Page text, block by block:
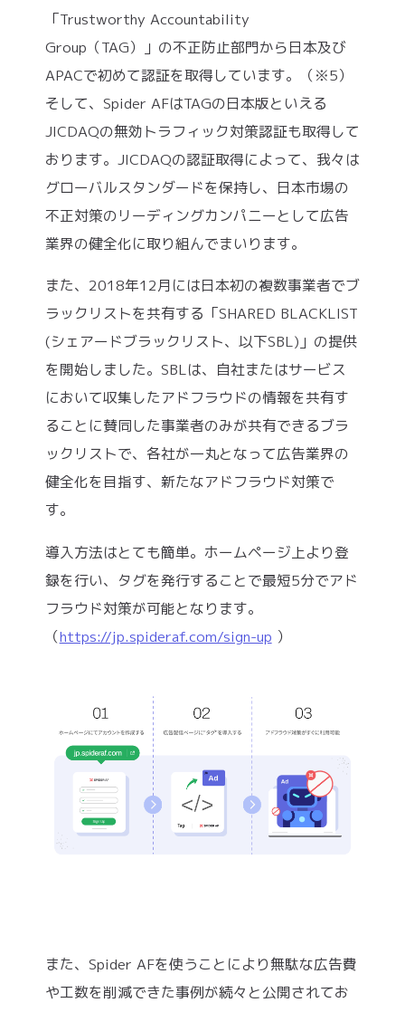
「Trustworthy Accountability
Group（TAG）」の不正防止部門から日本及び
APACで初めて認証を取得しています。（※5）
そして、Spider AFはTAGの日本版といえる
JICDAQの無効トラフィック対策認証も取得して
おります。JICDAQの認証取得によって、我々は
グローバルスタンダードを保持し、日本市場の
不正対策のリーディングカンパニーとして広告
業界の健全化に取り組んでまいります。
また、2018年12月には日本初の複数事業者でブ
ラックリストを共有する「SHARED BLACKLIST
(シェアードブラックリスト、以下SBL)」の提供
を開始しました。SBLは、自社またはサービス
において収集したアドフラウドの情報を共有す
ることに賛同した事業者のみが共有できるブラ
ックリストで、各社が一丸となって広告業界の
健全化を目指す、新たなアドフラウド対策で
す。
導入方法はとても簡単。ホームページ上より登
録を行い、タグを発行することで最短5分でアド
フラウド対策が可能となります。
（https://jp.spideraf.com/sign-up ）
また、Spider AFを使うことにより無駄な広告費
や工数を削減できた事例が続々と公開されてお